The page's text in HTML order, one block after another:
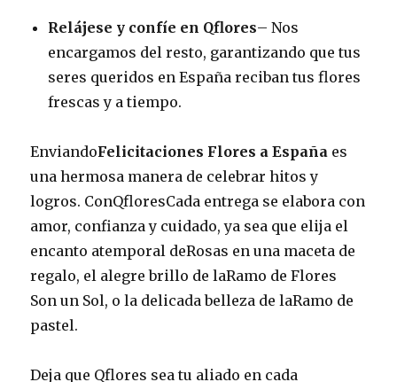
Relájese y confíe en Qflores– Nos
encargamos del resto, garantizando que tus
seres queridos en España reciban tus flores
frescas y a tiempo.
EnviandoFelicitaciones Flores a España es
una hermosa manera de celebrar hitos y
logros. ConQfloresCada entrega se elabora con
amor, confianza y cuidado, ya sea que elija el
encanto atemporal deRosas en una maceta de
regalo, el alegre brillo de laRamo de Flores
Son un Sol, o la delicada belleza de laRamo de
pastel.
Deja que Qflores sea tu aliado en cada